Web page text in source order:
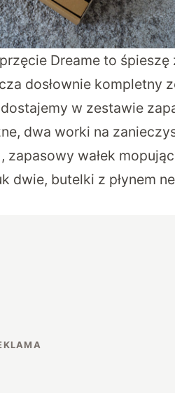
Dreame to śpieszę
dosłownie kompletny
w zestawie
dwa worki na
wałek
dwie, butelki z płynem